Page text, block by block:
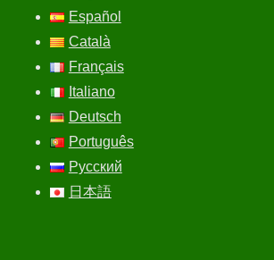
Español
Català
Français
Italiano
Deutsch
Português
Русский
日本語